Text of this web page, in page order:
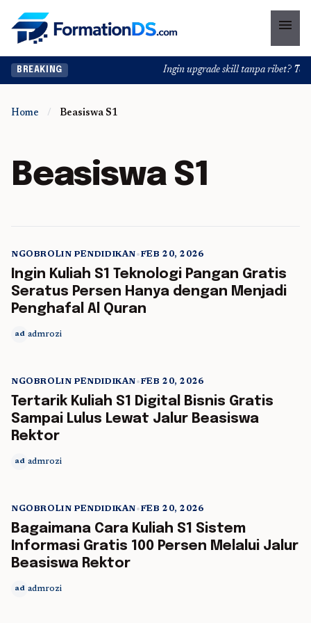
menu
BREAKING Ingin upgrade skill tanpa ribet?
Home / Beasiswa S1
Beasiswa S1
5 min read
NGOBROLIN PENDIDIKAN•FEB 20, 2026
Ingin Kuliah S1 Teknologi Pangan Gratis
Seratus Persen Hanya dengan Menjadi
Penghafal Al Quran
ad admrozi
5 min read
NGOBROLIN PENDIDIKAN•FEB 20, 2026
Tertarik Kuliah S1 Digital Bisnis Gratis
Sampai Lulus Lewat Jalur Beasiswa
Rektor
ad admrozi
NGOBROLIN PENDIDIKAN•FEB 20, 2026
Bagaimana Cara Kuliah S1 Sistem
Informasi Gratis 100 Persen Melalui Jalur
Beasiswa Rektor
ad admrozi